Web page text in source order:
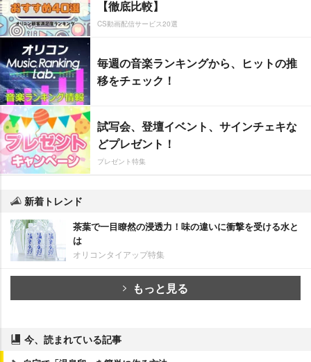
【徹底比較】
CS動画配信サービス20選
毎週の音楽ランキングから、ヒットの推
移をチェック！
試写会、登壇イベント、サインチェキな
どプレゼント！
プレゼント特集
新着トレンド
茶葉で一目瞭然の浸透力！味の違いに衝撃を受ける水と
は
オリコンタイアップ特集
もっと見る
今、読まれている記事